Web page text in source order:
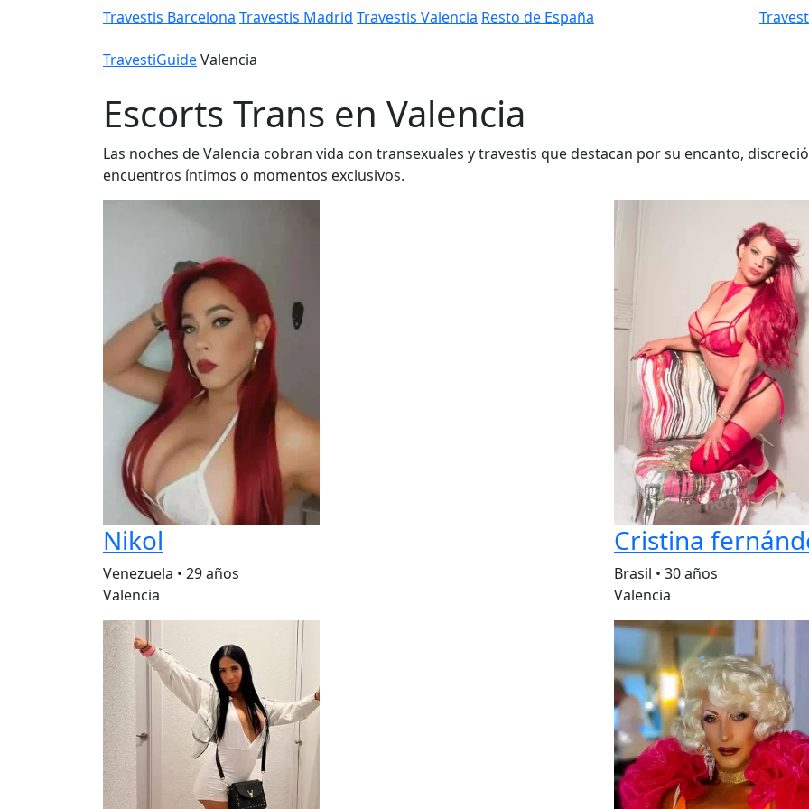
Travestis Barcelona Travestis Madrid Travestis Valencia Resto de España
TravestiGuideValencia
Escorts Trans en Valencia
Las noches de Valencia cobran vida con transexuales y travestis que destacan por su encanto,
encuentros íntimos o momentos exclusivos.
Nikol
Venezuela • 29 años
Valencia
Cristina
Brasil • 30 años
Valencia